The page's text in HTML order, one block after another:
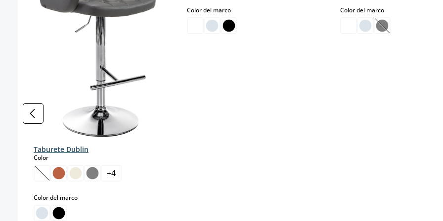
Taburete Dublin
Colorselect
(Esta opción no está disponible en este momento.)
+4
Color del marcoselect
Color del marcoselect Color del marcoselect
(Esta opción no